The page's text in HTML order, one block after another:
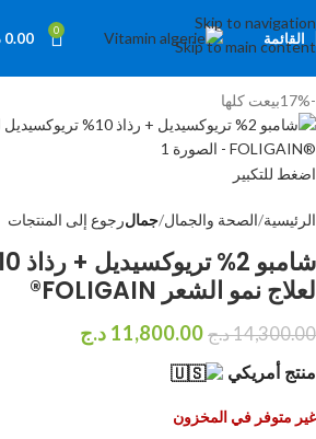
Skip to navigation
Skip to main content
القائمة 0
0.00
-17% بيعت كلها
اضغط للتكبير
الرئيسية الصحة والجمال جمالرجوع إلى المنتجات
لعلاج نمو الشعر FOLIGAIN®
14,300.00د.ج 11,800.00 د.ج
منتج أمريكي
غير متوفر في المخزون